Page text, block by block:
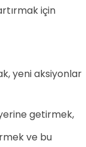
için
yeni aksiyonlar
getirmek,
ve bu